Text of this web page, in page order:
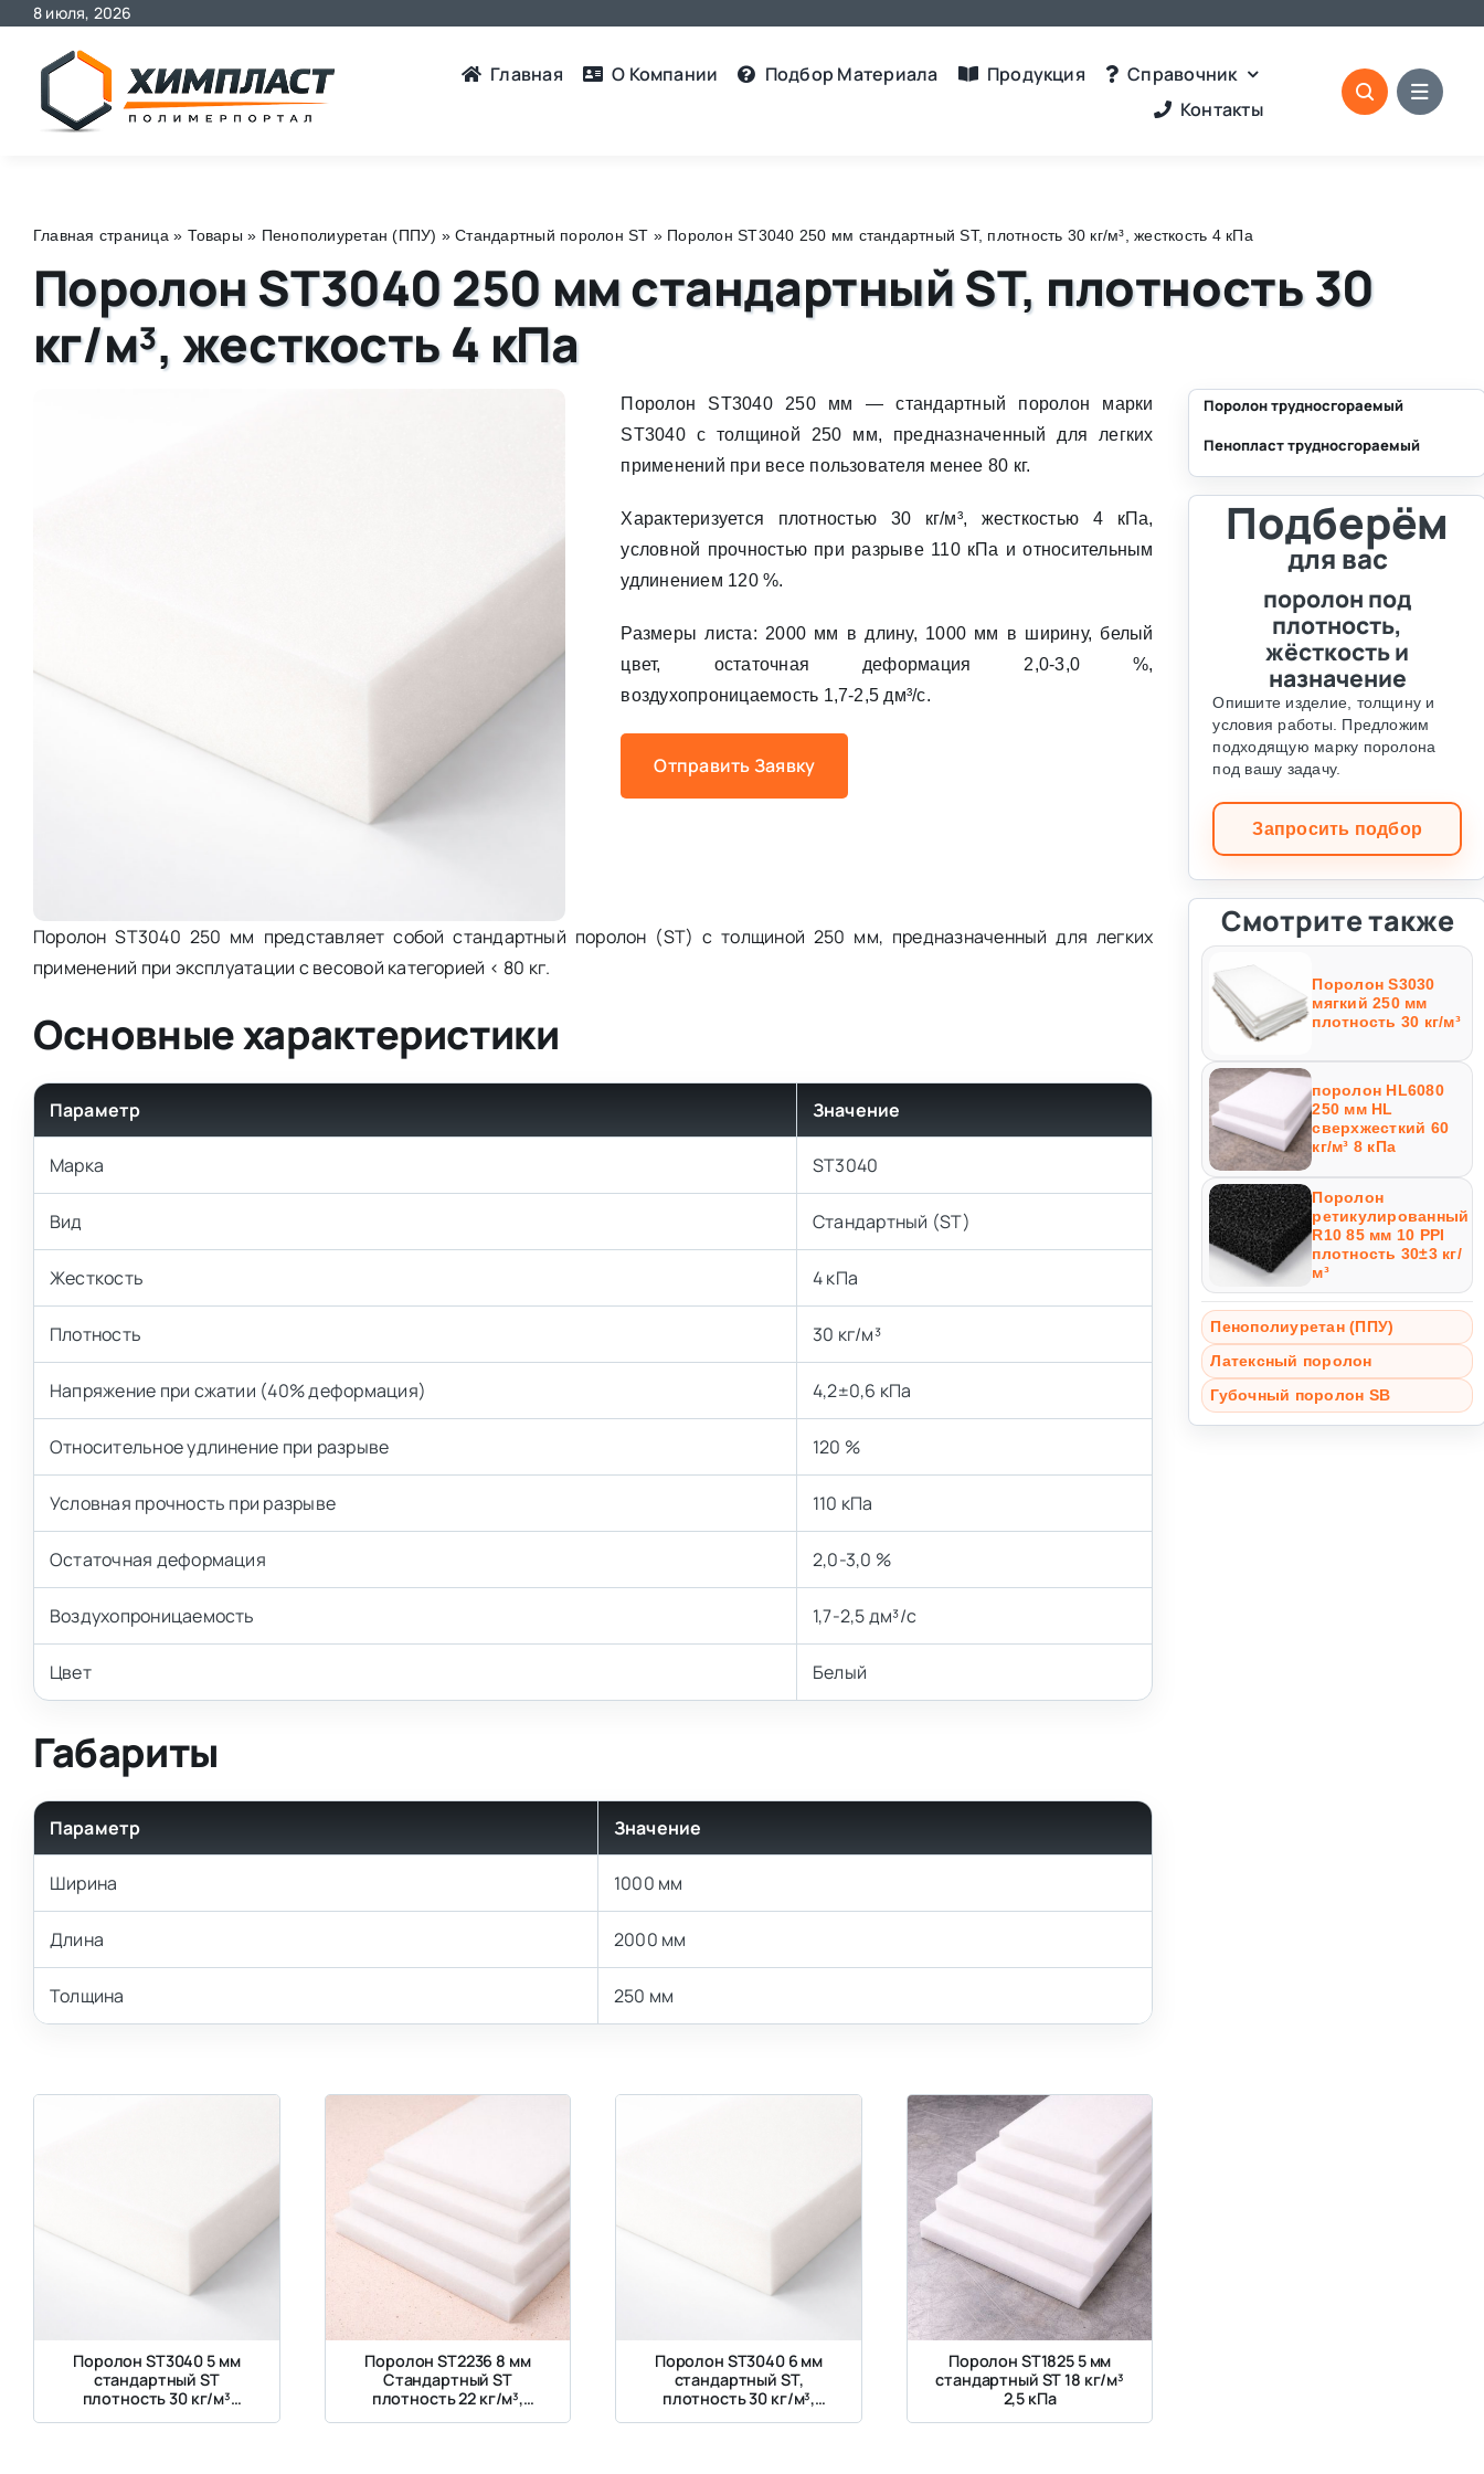
Skip
content
8 июля, 2026
Главная О Компании Подбор Материалa Продукция
Справочник
Контакты
Главная страница » Товары » Пенополиуретан (ППУ) »Стандартный поролон ST » Поролон ST3040 250 мм стандартный ST, плотность 30 кг/м³, жесткость 4 кПа
Поролон ST3040 250 мм стандартный ST, плотность 30
кг/м³, жесткость 4 кПа
Поролон ST3040 250 мм — стандартный поролон марки
ST3040 с толщиной 250 мм, предназначенный для легких
применений при весе пользователя менее 80 кг.
Характеризуется плотностью 30 кг/м³, жесткостью 4 кПа,
условной прочностью при разрыве 110 кПа и относительным
удлинением 120 %.
Размеры листа: 2000 мм в длину, 1000 мм в ширину, белый
цвет, остаточная деформация 2,0-3,0 %,
воздухопроницаемость 1,7-2,5 дм³/с.
Отправить Заявку
Поролон ST3040 250 мм представляет собой стандартный поролон (ST) с толщиной 250 мм, предназначенный для легких
применений при эксплуатации с весовой категорией < 80 кг.
Основные характеристики
Параметр Значение
Марка ST3040
Вид Стандартный (ST)
Жесткость 4 кПа
Плотность 30 кг/м³
Напряжение при сжатии (40% деформация) 4,2±0,6 кПа
Относительное удлинение при разрыве 120 %
Условная прочность при разрыве 110 кПа
Остаточная деформация 2,0-3,0 %
Воздухопроницаемость 1,7-2,5 дм³/с
Цвет Белый
Габариты
Параметр Значение
Ширина 1000 мм
Длина 2000 мм
Толщина 250 мм
Поролон ST3040 5 мм
стандартный ST
плотность 30 кг/м³
Поролон ST2236 8 мм
Стандартный ST
плотность 22 кг/м³,
Поролон ST3040 6 мм
стандартный ST,
плотность 30 кг/м³,
Поролон ST1825 5 мм
стандартный ST 18 кг/м³
2,5 кПа
Поролон трудносгораемый
Пенопласт трудносгораемый
Подберём
для вас
поролон под
плотность,
жёсткость и
назначение
Опишите изделие, толщину и
условия работы. Предложим
подходящую марку поролона
под вашу задачу.
Запросить подбор
Смотрите также
Поролон S3030
мягкий 250 мм
плотность 30 кг/м³
поролон HL6080
250 мм HL
сверхжесткий 60
кг/м³ 8 кПа
Поролон
ретикулированный
R10 85 мм 10 PPI
плотность 30±3 кг/
м³
Пенополиуретан (ППУ)
Латексный поролон
Губочный поролон SB